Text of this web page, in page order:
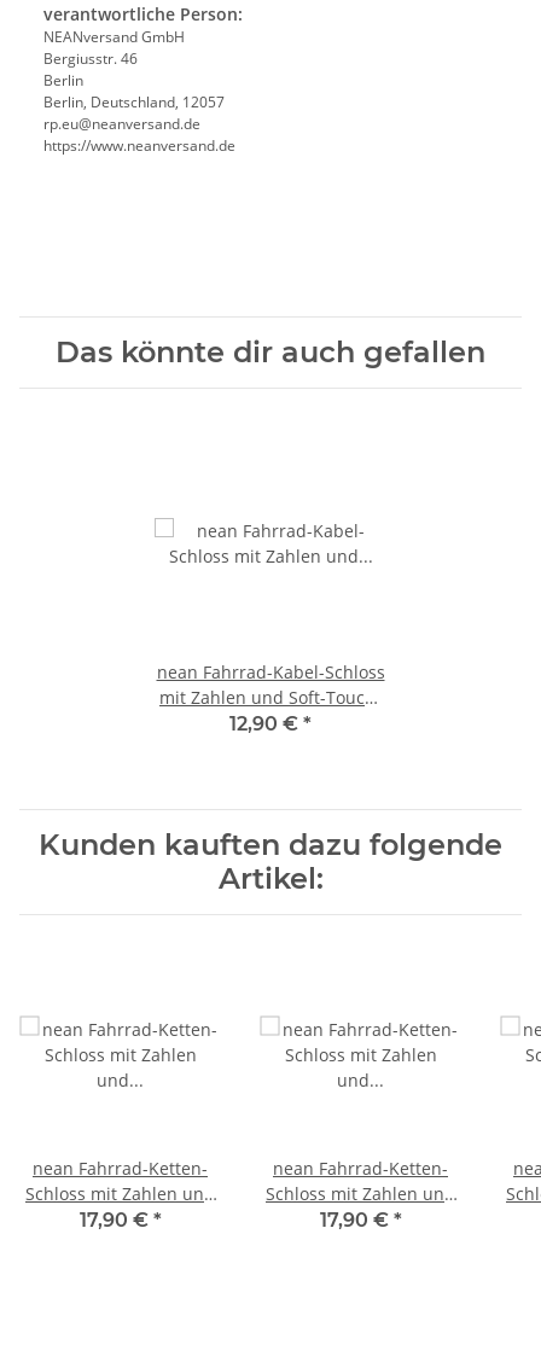
verantwortliche Person:
NEANversand GmbH
Bergiusstr. 46
Berlin
Berlin, Deutschland, 12057
ed.dnasrevnaen@ue.pr
https://www.neanversand.de
Das könnte dir auch gefallen
nean Fahrrad-Kabel-Schloss
mit Zahlen und Soft-Touch-
Oberfläche 20 x 1000 mm
12,90 € *
Kunden kauften dazu folgende
Artikel:
nean Fahrrad-Ketten-
Schloss mit Zahlen und
Textilummantelung 6 x
17,90 € *
nean Fahrrad-Ketten-
Schloss mit Zahlen und
Textilummantelung 6 x
17,90 € *